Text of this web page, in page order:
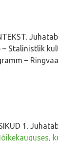
– Stalinistlik
–
1.